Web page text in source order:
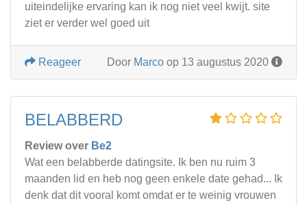
uiteindelijke ervaring kan ik nog niet veel kwijt. site
ziet er verder wel goed uit
Door Marco op 13 augustus 2020
Reageer
BELABBERD
Review over Be2
Wat een belabberde datingsite. Ik ben nu ruim 3
maanden lid en heb nog geen enkele date gehad... Ik
denk dat dit vooral komt omdat er te weinig vrouwen